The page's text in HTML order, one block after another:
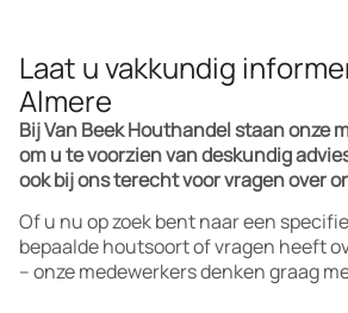
Laat u vakkundig
Almere
Bij Van Beek Houthandel staan onze
om u te voorzien van deskundig
ook bij ons terecht voor vragen over
Of u nu op zoek bent naar een
bepaalde houtsoort of vragen heeft
– onze medewerkers denken graag